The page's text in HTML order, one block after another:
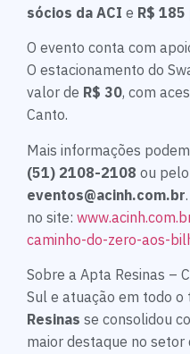
sócios da ACI e R$
O evento conta com
O estacionamento do
valor de R$ 30, com
Canto.
Mais informações
(51) 2108-2108 ou
eventos@acinh.com.br
no site:
caminho-do-zero-aos-
Sobre a Apta Resinas –
Sul e atuação em todo
Resinas se consolidou
maior destaque no